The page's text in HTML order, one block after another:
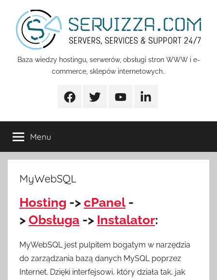
treści
Servizza
Pomoc
Baza wiedzy hostingu, serwerów, obsługi stron WWW i e-
commerce, sklepów internetowych..
FacebookTwitter YoutubeLinkedin
Menu
MyWebSQL
Hosting -> cPanel-
> Obsługa -> Instalator:
MyWebSQL jest pulpitem bogatym w narzędzia
do zarządzania bazą danych MySQL poprzez
Internet. Dzięki interfejsowi, który działa tak, jak